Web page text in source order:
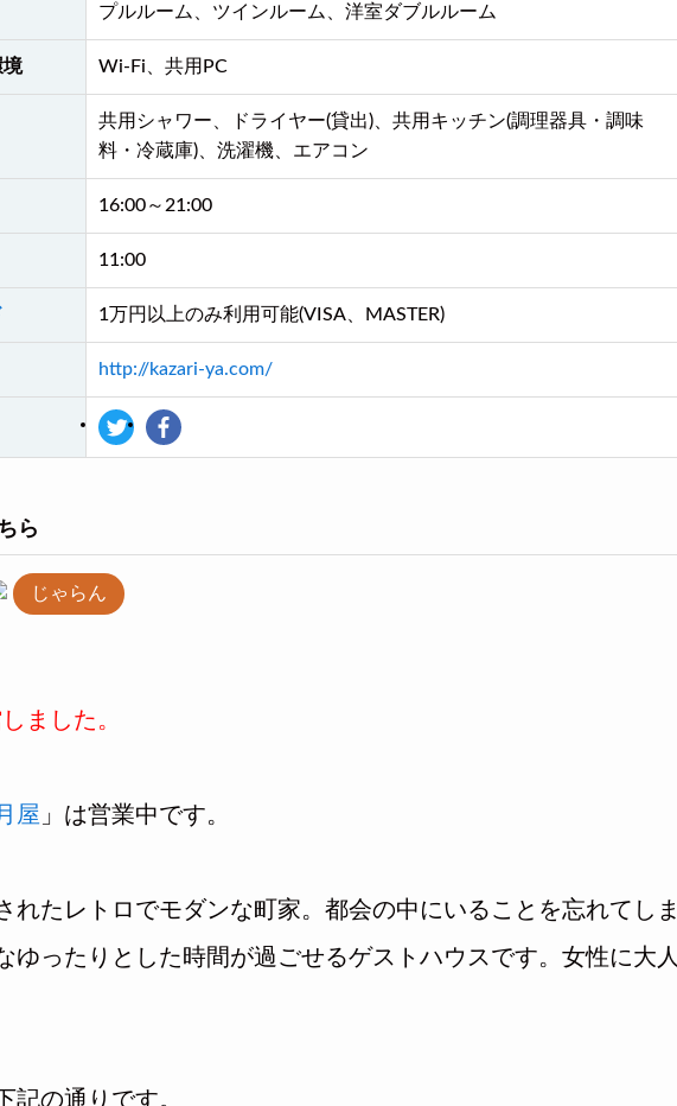
プルルーム、ツインルーム、洋室ダブルルーム
境 Wi-Fi、共用PC
共用シャワー、ドライヤー(貸出)、共用キッチン(調理器具・調味
料・冷蔵庫)、洗濯機、エアコン
16:00～21:00
11:00
1万円以上のみ利用可能(VISA、MASTER)
http://kazari-ya.com/
ら
じゃらん
ました。
屋 」は営業中です。
れたレトロでモダンな町家。都会の中にいることを忘れてしま
ゆったりとした時間が過ごせるゲストハウスです。女性に大人
記の通りです。